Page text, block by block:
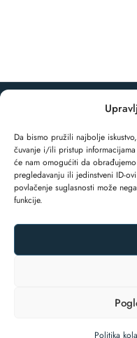
Da bismo pružili najbolje
čuvanje i/ili pristup
će nam omogućiti da
pregledavanju ili jedinstveni ID-
povlačenje suglasnosti može
funkcije.
Politika
IZJAVA O
SIGURNOST
UVJETI